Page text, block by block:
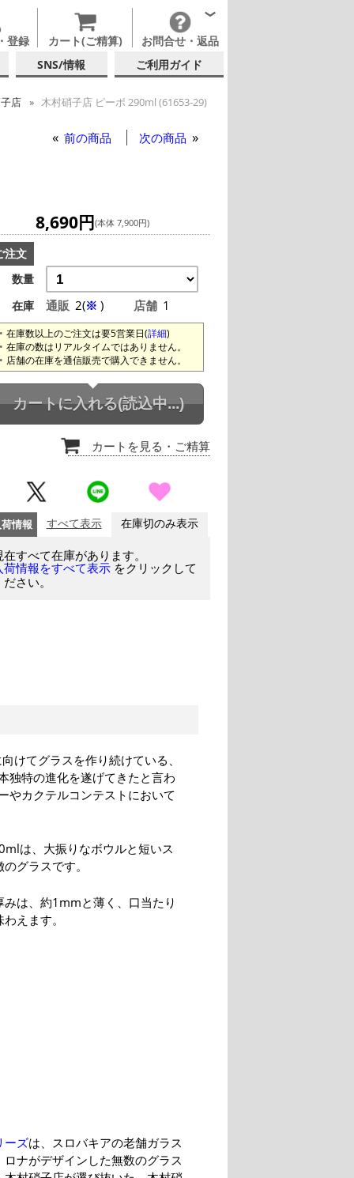
登録 カート(ご精算) お問合せ・返品
SNS/情報 ご利用ガイド
店
木村硝子店 ピーボ 290ml (61653-29)
前の商品 次の商品
8,690円(本体 7,900円)
注文
数量
在庫
通販 2(※ ) 店舗 1
在庫数以上のご注文は要5営業日(詳細)
在庫の数はリアルタイムではありません。
店舗の在庫を通信販売で購入できません。
カートに入れる(読込中...)
カートを見る ・ご精算
情報 すべて表示 在庫切のみ表示
在すべて在庫があります。
荷情報をすべて表示 をクリックして
さい。
けてグラスを作り続けている、
独特の進化を遂げてきたと言わ
やカクテルコンテストにおいて
は、大振りなボウルと短いス
グラスです。
みは、約1mmと薄く、口当たり
えます。
ーズは、スロバキアの老舗ガラス
ロナがデザインした無数のグラス